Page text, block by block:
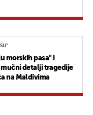
morskih pasa" i
detalji tragedije
na Maldivima